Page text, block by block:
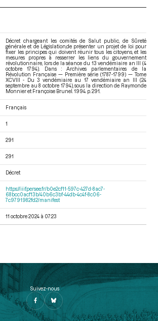
Décret chargeant les comités de Salut public, de Sûreté
générale et de Législation,de présenter un projet de loi pour
fixer les principes qui doivent réunir tous les citoyens, et les
mesures propres à resserrer les liens du gouvernement
révolutionnaire, lors de la séance du 13 vendémiaire an III (4
octobre 1794). Dans : Archives parlementaires de la
Révolution Française — Première série (1787-1799) — Tome
XCVIII - Du 3 vendémiaire au 17 vendémiaire an III (24
septembre au 8 octobre 1794), sous la direction de Raymonde
Monnier et Françoise Brunel. 1994. p. 291.
Français
1
291
291
Décret
https://iiif.persee.fr/b0e2cf11-597c-427d-8ac7-
68bcc0acf13b/40b6c3bf-44db-4c4f-8c06-
7c9791982fd2/manifest
11 octobre 2024 à 07:23
Suivez-nous